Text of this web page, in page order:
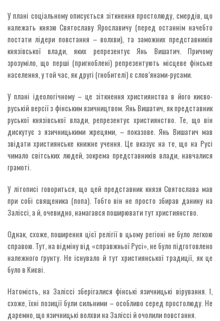
У плані соціальному описується зіткнення простолюду, смердів, що
належать князю Святославу Ярославичу (перед останнім начебто
постати лідери повстання – волхви), та заможних представників
князівської влади, яких репрезентує Янь Вишатич. Причому
зрозуміло, що перші (пригноблені) репрезентують місцеве фінське
населення, у той час, як другі (гнобителі) є слов’янами-русами.
У плані ідеологічному – це зіткнення християнства в його києво-
руській версії з фінським язичництвом. Янь Вишатич, як представник
руської князівської влади, репрезентує християнство. Те, що він
дискутує з язичницькими жрецями, – показове. Янь Вишатич мав
звідати християнське книжне учення. Це вказує на те, що на Русі
чимало світських людей, зокрема представників влади, навчалися
грамоті.
У літописі говориться, що цей представник князя Святослава мав
при собі священика (попа). Тобто він не просто збирав данину на
Заліссі, а й, очевидно, намагався поширювати тут християнство.
Однак, схоже, поширення цієї релігії в цьому регіоні не було легкою
справою. Тут, на відміну від «справжньої Русі», не було підготовлено
належного ґрунту. Не існувало й тут християнської традиції, як це
було в Києві.
Натомість, на Заліссі зберігалися фінські язичницькі вірування. І,
схоже, їхні позиції були сильними – особливо серед простолюду. Не
даремно, що язичницькі волхви на Заліссі й очолили повстання.